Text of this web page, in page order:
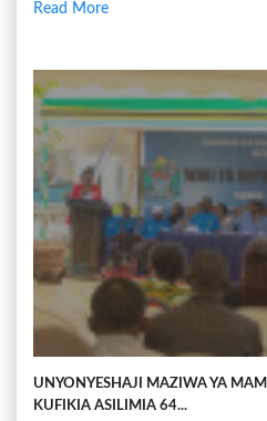
Read More
UNYONYESHAJI MAZIWA YA
KUFIKIA ASILIMIA 64...